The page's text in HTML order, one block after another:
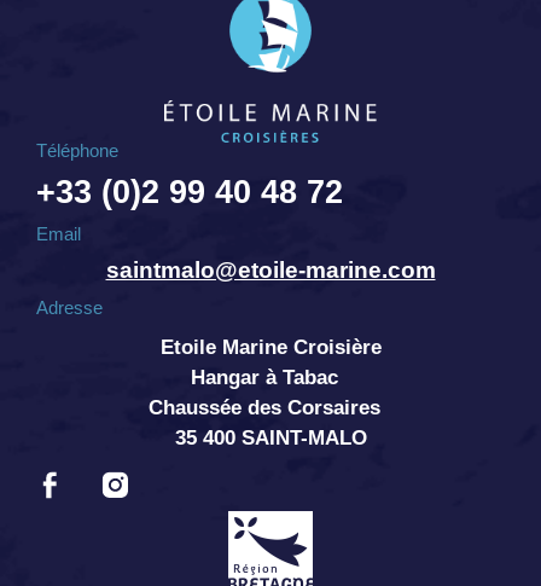
Téléphone
+33 (0)2 99 40 48 72
Email
saintmalo@etoile-marine.com
Adresse
Etoile Marine Croisière
Hangar à Tabac
Chaussée des Corsaires
35 400 SAINT-MALO